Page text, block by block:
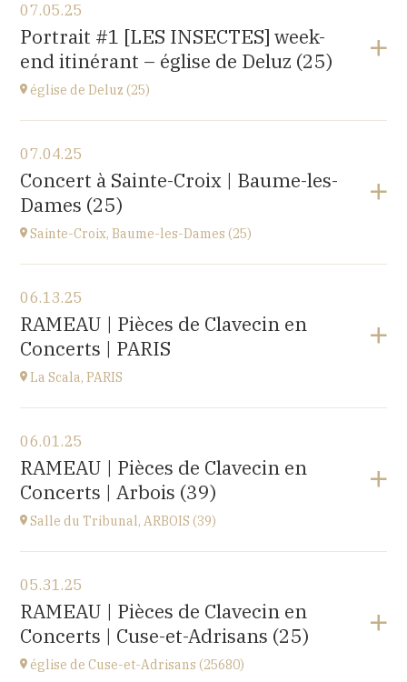
église Saint-Antide,
27 Rue de la Chapelle, 25820 Laissey
at17H00
07.05.25
Portrait #1 [LES INSECTES] week-
end itinérant – église de Deluz (25)
église de Deluz (25)
église Saint-Martin,
1 Rue de l'Église, 25960 Deluz
at13H30
07.04.25
Concert à Sainte-Croix | Baume-les-
Dames (25)
Sainte-Croix, Baume-les-Dames (25)
EHPAD du Centre hospitalier Sainte-Croix,
1 avenue du Président Kennedy, 25110 BAUME-LES-
DAMES
06.13.25
RAMEAU | Pièces de Clavecin en
Concerts | PARIS
La Scala, PARIS
La Scala, PARIS
13, boulevard de Strasbourg 75010 Paris
at19H30
Go to site
06.01.25
RAMEAU | Pièces de Clavecin en
Concerts | Arbois (39)
Salle du Tribunal, ARBOIS (39)
Salle du Tribunal, ARBOIS (39)
10 rue de l’hôtel de ville, 39600 ARBOIS
at17H00
05.31.25
RAMEAU | Pièces de Clavecin en
Concerts | Cuse-et-Adrisans (25)
église de Cuse-et-Adrisans (25680)